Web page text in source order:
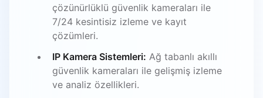
çözünürlüklü güvenlik kameraları ile
7/24 kesintisiz izleme ve kayıt
çözümleri.
IP Kamera Sistemleri: Ağ tabanlı akıllı
güvenlik kameraları ile gelişmiş izleme
ve analiz özellikleri.